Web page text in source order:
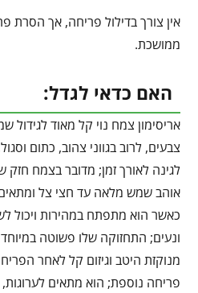
אין צורך בדילול פריחה, אך הסרת
ממושכת.
האם כדאי לגדל:
אריסימון צמח נוי קל מאוד לגידול
צבעים, לרוב בגווני צהוב, כתום
לגינה לאורך זמן; מדובר בצמח חזק
אוהב שמש מלאה עד חצי צל
כאשר הוא מתפתח במהירות ויכול
ונעים; התחזוקה שלו פשוטה
מנוקזת היטב וגיזום קל לאחר
פריחה נוספת; הוא מתאים